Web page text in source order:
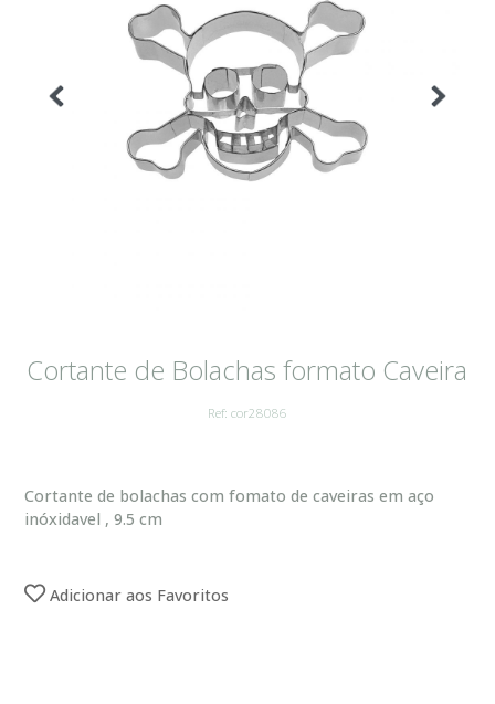
Cortante de Bolachas formato Caveira
Ref: cor28086
Cortante de bolachas com fomato de caveiras em aço
inóxidavel , 9.5 cm
Adicionar aos Favoritos